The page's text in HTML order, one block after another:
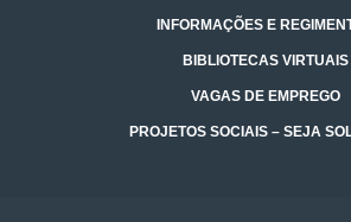
INFORMAÇÕES E
BIBLIOTECAS VIRTUAIS
VAGAS DE EMPREGO
PROJETOS SOCIAIS – SEJA